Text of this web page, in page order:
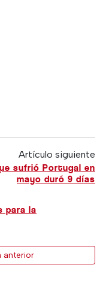
Artículo siguiente
sufrió Portugal en
mayo duró 9 días
para la
anterior